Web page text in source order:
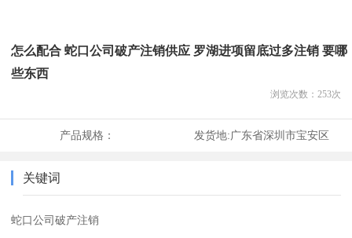
怎么配合 蛇口公司破产注销供应 罗湖进项留底过多注销 要哪
些东西
浏览次数： 253次
产品规格： 发货地:广东省深圳市宝安区
关键词
蛇口公司破产注销